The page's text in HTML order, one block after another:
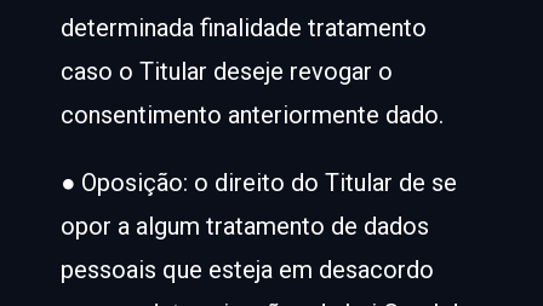
determinada finalidade tratamento
caso o Titular deseje revogar o
consentimento anteriormente dado.
● Oposição: o direito do Titular de se
opor a algum tratamento de dados
pessoais que esteja em desacordo